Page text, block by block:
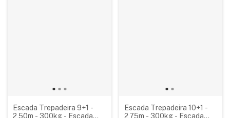
Escada Trepadeira 9+1 -
2,50m - 300kg - Escada
Escada Trepadeira 10+1 -
2,75m - 300kg - Escada